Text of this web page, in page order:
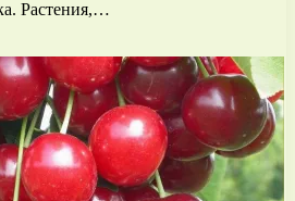
Растения,…